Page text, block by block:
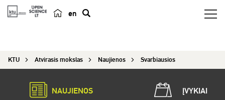
en
e
k
KTU Atvirasis mokslas Naujienos Svarbiausios
NAUJIENOS ĮVYKIAI